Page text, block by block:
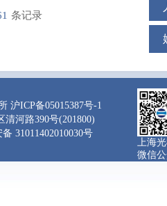
条记录
沪ICP备05015387号-1
河路390号(201800)
31011402010030号
上海
微信